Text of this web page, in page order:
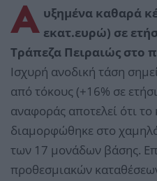
Α υξημένα καθαρά
εκατ.ευρώ) σε
Τράπεζα Πειραιώς στο
Ισχυρή ανοδική τάση
από τόκους (+16% σε
αναφοράς αποτελεί ότι
διαμορφώθηκε στο
των 17 μονάδων βάσης.
προθεσμιακών